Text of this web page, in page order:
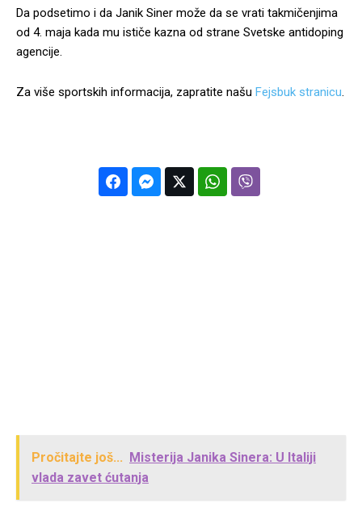
Da podsetimo i da Janik Siner može da se vrati takmičenjima
od 4. maja kada mu ističe kazna od strane Svetske antidoping
agencije.
Za više sportskih informacija, zapratite našu Fejsbuk stranicu.
Pročitajte još... Misterija Janika Sinera: U Italiji
vlada zavet ćutanja